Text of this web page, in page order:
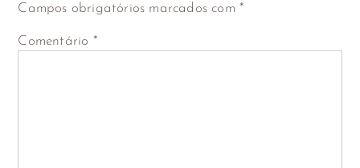
Campos obrigatórios marcados com *
Comentário *